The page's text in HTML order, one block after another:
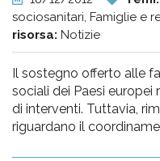
sociosanitari, Famiglie e
risorsa: Notizie
Il sostegno offerto alle
sociali dei Paesi
di interventi. Tuttavia,
riguardano il